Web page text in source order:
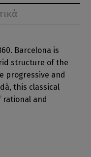
Barcelona is
structure of the
progressive and
this classical
rational and